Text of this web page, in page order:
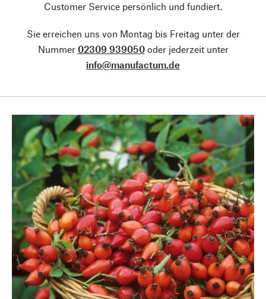
Customer Service persönlich und fundiert.
Sie erreichen uns von Montag bis Freitag unter der
Nummer 02309 939050oder jederzeit unter
info@manufactum.de